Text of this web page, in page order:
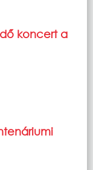
koncert a